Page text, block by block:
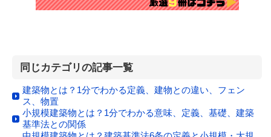
同じカテゴリの記事一覧
建築物とは？1分でわかる定義、建物との違い、フェン
ス、物置
小規模建築物とは？1分でわかる意味、定義、基礎、建築
基準法との関係